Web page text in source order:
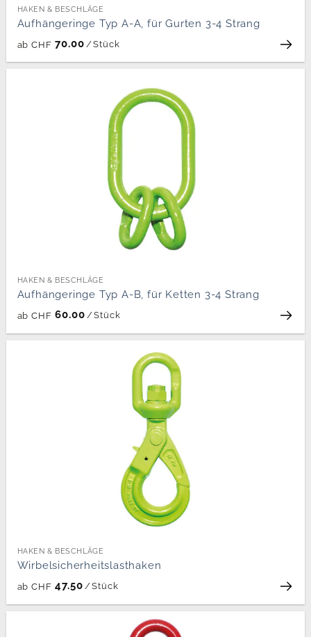
HAKEN & BESCHLÄGE
Aufhängeringe Typ A-A, für Gurten 3-4 Strang
ab CHF 70.00 /Stück
HAKEN & BESCHLÄGE
Aufhängeringe Typ A-B, für Ketten 3-4 Strang
ab CHF 60.00 /Stück
HAKEN & BESCHLÄGE
Wirbelsicherheitslasthaken
ab CHF 47.50 /Stück